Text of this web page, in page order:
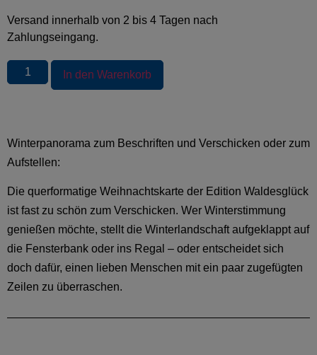
Versand innerhalb von 2 bis 4 Tagen nach
Zahlungseingang.
In den Warenkorb
Winterpanorama zum Beschriften und Verschicken oder zum
Aufstellen:
Die querformatige Weihnachtskarte der Edition Waldesglück
ist fast zu schön zum Verschicken. Wer Winterstimmung
genießen möchte, stellt die Winterlandschaft aufgeklappt auf
die Fensterbank oder ins Regal – oder entscheidet sich
doch dafür, einen lieben Menschen mit ein paar zugefügten
Zeilen zu überraschen.